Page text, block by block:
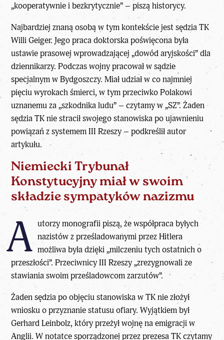
„kooperatywnie i bezkrytycznie” – piszą historycy.
Najbardziej znaną osobą w tym kontekście jest sędzia TK
Willi Geiger. Jego praca doktorska poświęcona była
ustawie prasowej wprowadzającej „dowód aryjskości” dla
dziennikarzy. Podczas wojny pracował w sądzie
specjalnym w Bydgoszczy. Miał udział w co najmniej
pięciu wyrokach śmierci, w tym przeciwko Polakowi
uznanemu za „szkodnika ludu” – czytamy w „SZ”. Żaden
sędzia TK nie stracił swojego stanowiska po ujawnieniu
powiązań z systemem III Rzeszy – podkreślił autor
artykułu.
Niemiecki Trybunał
Konstytucyjny miał w swoim
składzie sympatyków nazizmu
A utorzy monografii piszą, że współpraca byłych
nazistów z prześladowanymi przez Hitlera
możliwa była dzięki „milczeniu tych ostatnich o
przeszłości”. Przeciwnicy III Rzeszy „zrezygnowali ze
stawiania swoim prześladowcom zarzutów”.
Żaden sędzia po objęciu stanowiska w TK nie złożył
wniosku o przyznanie statusu ofiary. Wyjątkiem był
Gerhard Leinbolz, który przeżył wojnę na emigracji w
Anglii. W notatce sporządzonej przez prezesa TK czytamy